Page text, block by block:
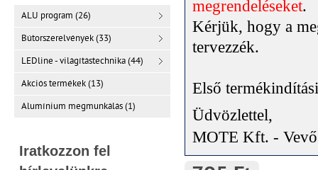
megrendeléseket.
Kérjük, hogy a
tervezzék.
Első
Üdvözlettel,
MOTE Kft. -
ALU program (26)
Bútorszerelvények (33)
LEDline - világítástechnika (44)
Akciós termékek (13)
Alumínium megmunkálás (1)
Iratkozzon fel